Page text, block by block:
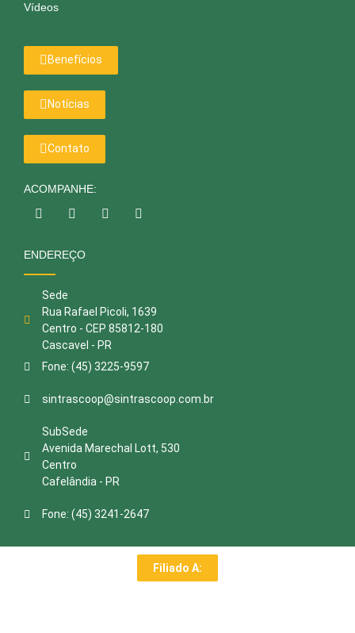
Vídeos
Benefícios
Notícias
Contato
ACOMPANHE:
ENDEREÇO
Sede
Rua Rafael Picoli, 1639
Centro - CEP 85812-180
Cascavel - PR
Fone: (45) 3225-9597
sintrascoop@sintrascoop.com.br
SubSede
Avenida Marechal Lott, 530
Centro
Cafelândia - PR
Fone: (45) 3241-2647
Filiado A: